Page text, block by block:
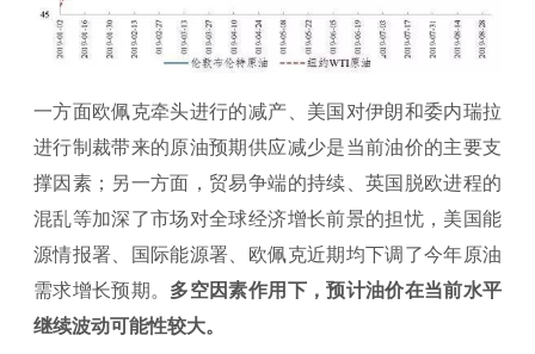
一方面欧佩克牵头进行的减产、美国对伊朗和委内瑞拉
进行制裁带来的原油预期供应减少是当前油价的主要支
撑因素；另一方面，贸易争端的持续、英国脱欧进程的
混乱等加深了市场对全球经济增长前景的担忧，美国能
源情报署、国际能源署、欧佩克近期均下调了今年原油
需求增长预期。 多空因素作用下，预计油价在当前水平
继续波动可能性较大。